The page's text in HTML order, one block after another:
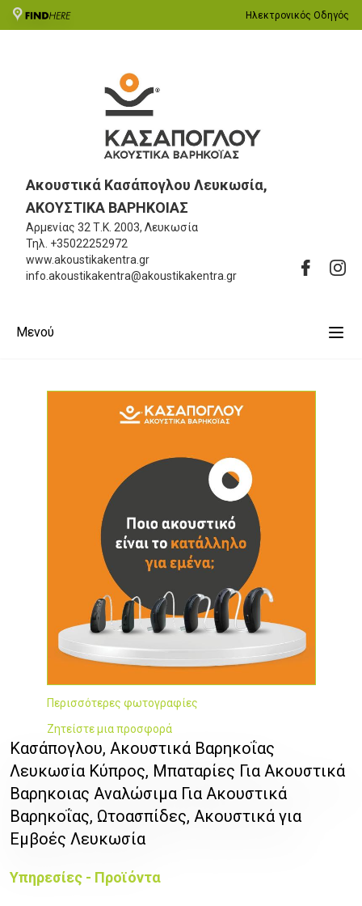
Ηλεκτρονικός Οδηγός
Ακουστικά Κασάπογλου Λευκωσία,
ΑΚΟΥΣΤΙΚΑ ΒΑΡΗΚΟΙΑΣ
Αρμενίας 32 Τ.Κ. 2003, Λευκωσία
Τηλ. +35022252972
www.akoustikakentra.gr
info.akoustikakentra@akoustikakentra.gr
Μενού
Περισσότερες φωτογραφίες
Ζητείστε μια προσφορά
Κασάπογλου, Ακουστικά Βαρηκοΐας
Λευκωσία Κύπρος, Μπαταρίες Για Ακουστικά
Βαρηκοιας Αναλώσιμα Για Ακουστικά
Βαρηκοΐας, Ωτοασπίδες, Ακουστικά για
Εμβοές Λευκωσία
Υπηρεσίες - Προϊόντα